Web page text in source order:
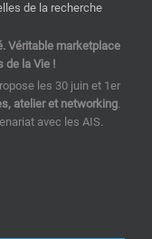
Véritable marketplace
de la Vie !
les 30 juin et 1er
atelier et networking.
avec les AIS.